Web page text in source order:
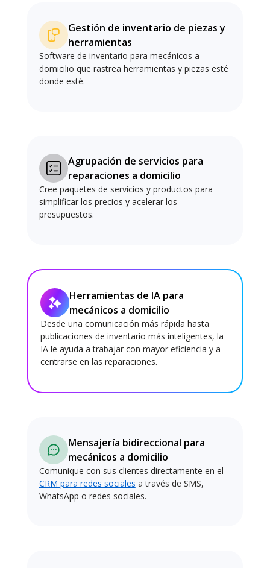
Gestión de inventario de piezas y
herramientas
Software de inventario para mecánicos a
domicilio que rastrea herramientas y piezas esté
donde esté.
Agrupación de servicios para
reparaciones a domicilio
Cree paquetes de servicios y productos para
simplificar los precios y acelerar los
presupuestos.
Herramientas de IA para
mecánicos a domicilio
Desde una comunicación más rápida hasta
publicaciones de inventario más inteligentes, la
IA le ayuda a trabajar con mayor eficiencia y a
centrarse en las reparaciones.
Mensajería bidireccional para
mecánicos a domicilio
Comunique con sus clientes directamente en el
CRM para redes sociales a través de SMS,
WhatsApp o redes sociales.